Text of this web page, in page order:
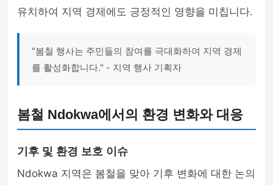
유치하여 지역 경제에도 긍정적인 영향을 미칩니다.
"봄철 행사는 주민들의 참여를 극대화하여 지역 경제
를 활성화합니다." - 지역 행사 기획자
봄철 Ndokwa에서의 환경 변화와 대응
기후 및 환경 보호 이슈
Ndokwa 지역은 봄철을 맞아 기후 변화에 대한 논의